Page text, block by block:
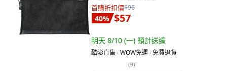
首購折扣價$96
40% $57
明天 8/10 (一) 預計送達
酷澎直售 ∙ WOW免運 ∙ 免費退貨
(9)